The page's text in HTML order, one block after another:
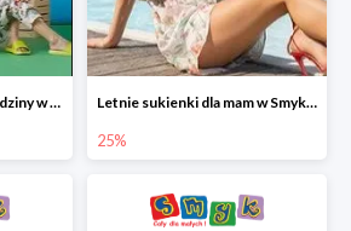
Coqui - buty dla całej rodziny w Smyku do -20% Letnie sukienki dla mam w Smyku do -25%
25%